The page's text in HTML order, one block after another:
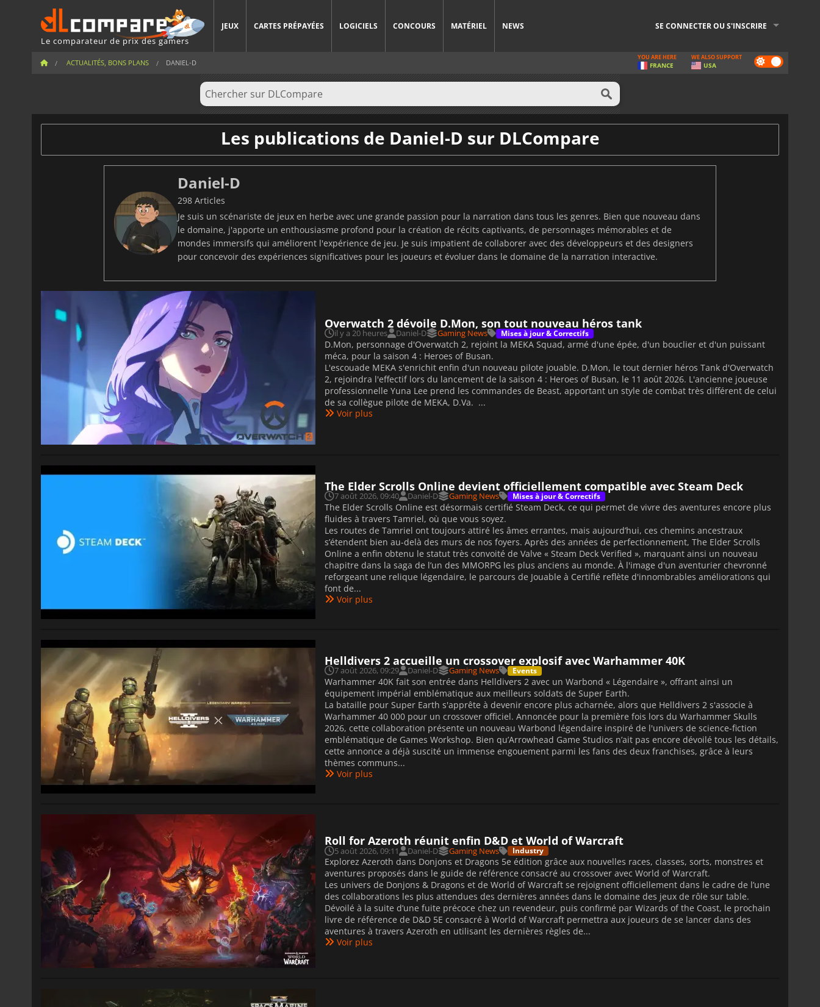
Le comparateur de prix des gamers
JEUX CARTES PRÉPAYÉES LOGICIELS CONCOURS MATÉRIEL NEWS SE CONNECTER OU S'INSCRIRE
ACTUALITÉS, BONS PLANS DANIEL-D Dark
mode
YOU ARE HERE
FRANCE
WE ALSO SUPPORT
USA
Les publications de Daniel-D sur DLCompare
Daniel-D
298 Articles
Je suis un scénariste de jeux en herbe avec une grande passion pour la narration dans tous les genres. Bien que nouveau dans
le domaine, j'apporte un enthousiasme profond pour la création de récits captivants, de personnages mémorables et de
mondes immersifs qui améliorent l'expérience de jeu. Je suis impatient de collaborer avec des développeurs et des designers
pour concevoir des expériences significatives pour les joueurs et évoluer dans le domaine de la narration interactive.
Overwatch 2 dévoile D.Mon, son tout nouveau héros tank
il y a 20 heures Daniel-D Gaming News Mises à jour & Correctifs
D.Mon, personnage d'Overwatch 2, rejoint la MEKA Squad, armé d'une épée, d'un bouclier et d'un puissant
méca, pour la saison 4 : Heroes of Busan.
L'escouade MEKA s'enrichit enfin d'un nouveau pilote jouable. D.Mon, le tout dernier héros Tank d'Overwatch
2, rejoindra l'effectif lors du lancement de la saison 4 : Heroes of Busan, le 11 août 2026. L'ancienne joueuse
professionnelle Yuna Lee prend les commandes de Beast, apportant un style de combat très différent de celui
de sa collègue pilote de MEKA, D.Va. ...
Voir plus
The Elder Scrolls Online devient officiellement compatible avec Steam Deck
7 août 2026, 09:40 Daniel-D Gaming News Mises à jour & Correctifs
The Elder Scrolls Online est désormais certifié Steam Deck, ce qui permet de vivre des aventures encore plus
fluides à travers Tamriel, où que vous soyez.
Les routes de Tamriel ont toujours attiré les âmes errantes, mais aujourd’hui, ces chemins ancestraux
s’étendent bien au-delà des murs de nos foyers. Après des années de perfectionnement, The Elder Scrolls
Online a enfin obtenu le statut très convoité de Valve « Steam Deck Verified », marquant ainsi un nouveau
chapitre dans la saga de l’un des MMORPG les plus anciens au monde. À l'image d'un aventurier chevronné
reforgeant une relique légendaire, le parcours de Jouable à Certifié reflète d'innombrables améliorations qui
font de...
Voir plus
Helldivers 2 accueille un crossover explosif avec Warhammer 40K
7 août 2026, 09:29 Daniel-D Gaming News Events
Warhammer 40K fait son entrée dans Helldivers 2 avec un Warbond « Légendaire », offrant ainsi un
équipement impérial emblématique aux meilleurs soldats de Super Earth.
La bataille pour Super Earth s'apprête à devenir encore plus acharnée, alors que Helldivers 2 s'associe à
Warhammer 40 000 pour un crossover officiel. Annoncée pour la première fois lors du Warhammer Skulls
2026, cette collaboration présente un nouveau Warbond légendaire inspiré de l'univers de science-fiction
emblématique de Games Workshop. Bien qu’Arrowhead Game Studios n’ait pas encore dévoilé tous les détails,
cette annonce a déjà suscité un immense engouement parmi les fans des deux franchises, grâce à leurs
thèmes communs...
Voir plus
Roll for Azeroth réunit enfin D&D et World of Warcraft
5 août 2026, 09:11 Daniel-D Gaming News Industry
Explorez Azeroth dans Donjons et Dragons 5e édition grâce aux nouvelles races, classes, sorts, monstres et
aventures proposés dans le guide de référence consacré au crossover avec World of Warcraft.
Les univers de Donjons & Dragons et de World of Warcraft se rejoignent officiellement dans le cadre de l’une
des collaborations les plus attendues des dernières années dans le domaine des jeux de rôle sur table.
Dévoilé à la suite d’une fuite précoce chez un revendeur, puis confirmé par Wizards of the Coast, le prochain
livre de référence de D&D 5E consacré à World of Warcraft permettra aux joueurs de se lancer dans des
aventures à travers Azeroth en utilisant les dernières règles de...
Voir plus